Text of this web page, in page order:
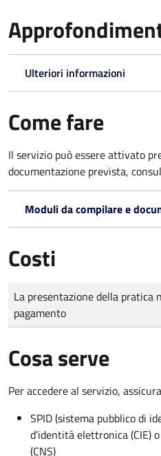
Ulteriori informazioni
Come fare
Il servizio può essere attivato
documentazione prevista,
Moduli da compilare e
Costi
Tipo di pagamento
Importo
La presentazione della pratica
pagamento
Cosa serve
Per accedere al servizio,
SPID (sistema pubblico di
d’identità elettronica (CIE)
(CNS)